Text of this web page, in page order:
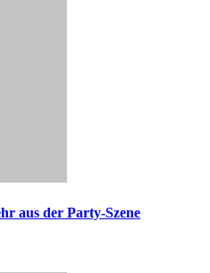
aus der Party-Szene